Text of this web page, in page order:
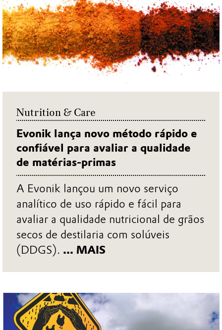
Nutrition & Care
Evonik lança novo método rápido e
confiável para avaliar a qualidade
de matérias-primas
A Evonik lançou um novo serviço
analítico de uso rápido e fácil para
avaliar a qualidade nutricional de grãos
secos de destilaria com solúveis
(DDGS). ... MAIS